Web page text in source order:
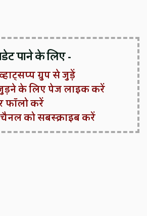
पाने के लिए -
ग्रुप से जुड़ें
के लिए पेज लाइक करें
फॉलो करें
को सबस्क्राइब करें